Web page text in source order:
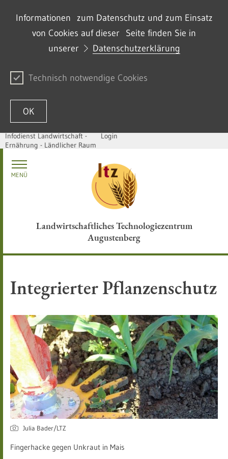
Informationen zum Datenschutz und zum Einsatz
von Cookies auf dieser Seite finden Sie in
unserer
Datenschutzerklärung
Technisch notwendige Cookies
OK
Zum Inhalt springen
Infodienst Landwirtschaft -
Ernährung - Ländlicher Raum
Login
Landwirtschaftliches Technologiezentrum
Augustenberg
MENÜ
Integrierter Pflanzenschutz
Julia Bader/LTZ
Fingerhacke gegen Unkraut in Mais